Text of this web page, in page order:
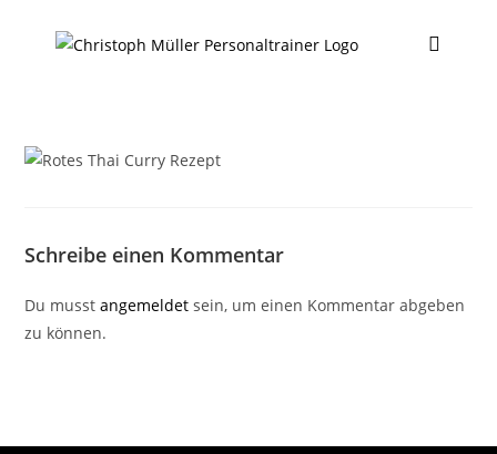
Schreibe einen Kommentar
Du musstangemeldet sein, um einen Kommentar abgeben
zu können.